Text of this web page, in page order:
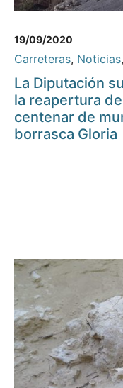
19/09/2020
Carreteras, Noticias,
La Diputación
la reapertura
centenar de
borrasca Gloria